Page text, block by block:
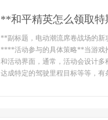
**和平精英怎么领取
**副标题，电动潮流席卷战场的
****活动参与的具体策略**当游戏
和活动界面，通常，活动会设计
达成特定的驾驶里程目标等等，